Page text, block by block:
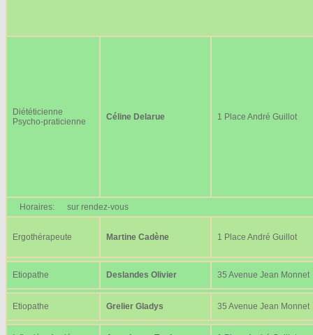
Diététicienne
Psycho-praticienne
Céline Delarue 1 Place André Guillot
Horaires: sur rendez-vous
Ergothérapeute Martine Cadène 1 Place André Guillot
Etiopathe Deslandes Olivier 35 Avenue Jean Monnet
Etiopathe Grelier Gladys 35 Avenue Jean Monnet